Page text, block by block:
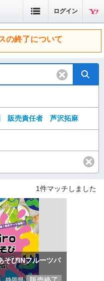
ログイン
の終了について
販売責任者 芦沢拓麻
1件マッチしました
そびINフルーツパ